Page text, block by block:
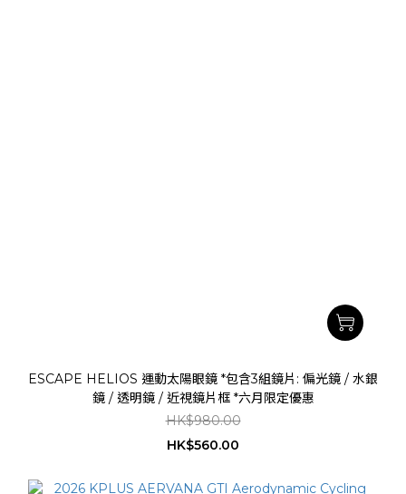
ESCAPE HELIOS 運動太陽眼鏡 *包含3組鏡片: 偏光鏡 / 水銀
鏡 / 透明鏡 / 近視鏡片框 *六月限定優惠
HK$980.00
HK$560.00